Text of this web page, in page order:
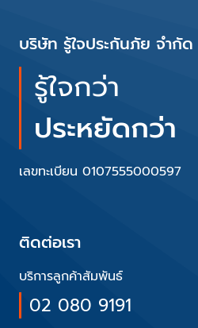
บริษัท รู้ใจประกันภัย จำกั
รู้ใจกว่า
ประหยัดกว่า
เลขทะเบียน 0107555000597
ติดต่อเรา
บริการลูกค้าสัมพันธ์
02 080 9191